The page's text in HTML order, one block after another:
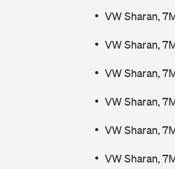
VW Sharan,
VW Sharan,
VW Sharan,
VW Sharan,
VW Sharan,
VW Sharan,